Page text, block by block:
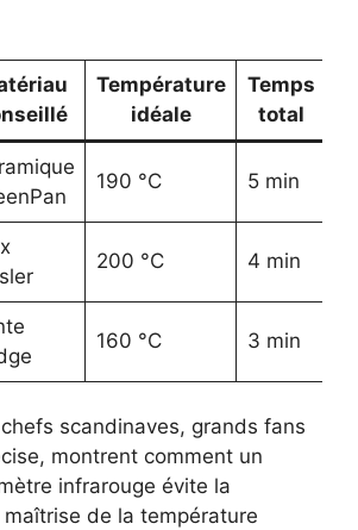
Température
idéale
Temps
total
190 °C 5 min
200 °C 4 min
160 °C 3 min
scandinaves, grands fans
montrent comment un
infrarouge évite la
de la température